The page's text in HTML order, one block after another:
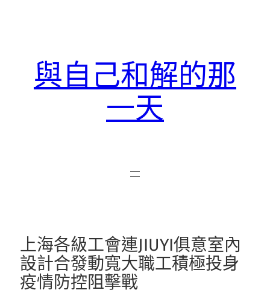
與自己和解的那
一天
上海各級工會連JIUYI俱意室內
設計合發動寬大職工積極投身
疫情防控阻擊戰